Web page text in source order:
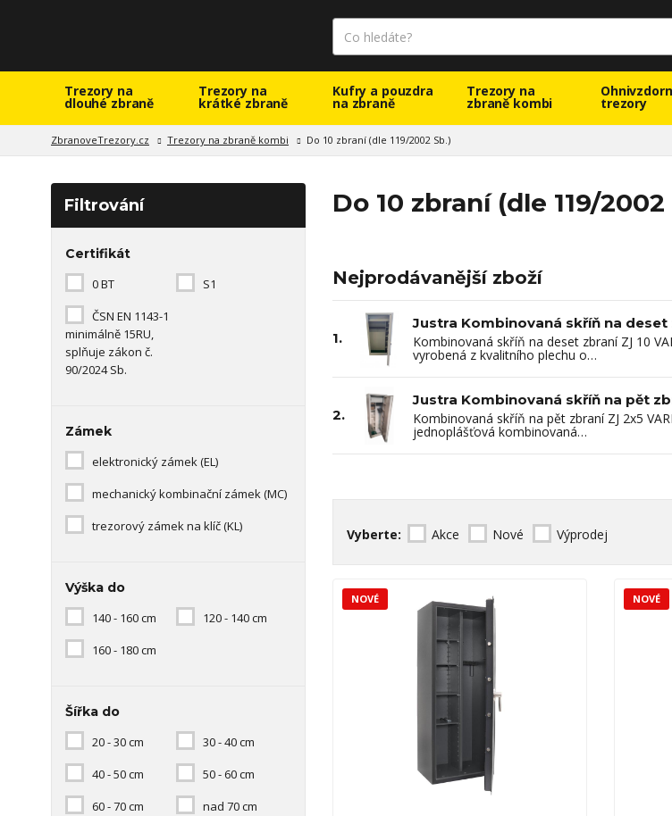
Trezory na
dlouhé zbraně
Trezory na
krátké zbraně
Kufry a pouzdra
na zbraně
Trezory na
zbraně kombi trezory
ZbranoveTrezory.cz Trezory na zbraně kombi Do 10 zbraní (dle 119/2002 Sb.)
Filtrování
Certifikát
0 BT
S1
ČSN EN 1143-1
minimálně 15RU,
splňuje zákon č.
90/2024 Sb.
Zámek
elektronický zámek (EL)
mechanický kombinační zámek (MC)
trezorový zámek na klíč (KL)
Výška do
140 - 160 cm
120 - 140 cm
160 - 180 cm
Šířka do
20 - 30 cm
30 - 40 cm
40 - 50 cm
50 - 60 cm
60 - 70 cm
nad 70 cm
Do 10 zbraní (dle 119/2002
Nejprodávanější zboží
1.
Justra Kombinovaná skříň na deset
Kombinovaná skříň na deset zbraní ZJ 10
vyrobená z kvalitního plechu o…
2.
Justra Kombinovaná skříň na pět
Kombinovaná skříň na pět zbraní ZJ 2x5
jednoplášťová kombinovaná…
Vyberte: Akce Nové Výprodej
NOVÉ NOVÉ